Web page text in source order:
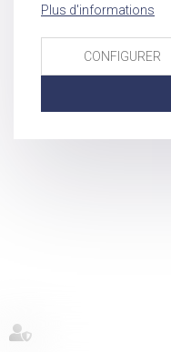
Plus d'informations
CONFIGURER